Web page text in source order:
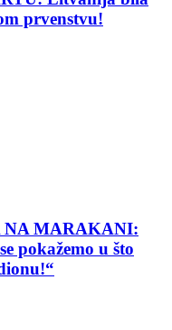
prvenstvu!
NA MARAKANI:
pokažemo u što